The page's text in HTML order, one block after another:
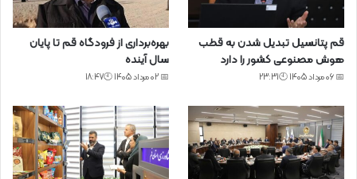
قم پتانسیل تبدیل شدن به قطب
هوش مصنوعی کشور را دارد
📅 06 مرداد 1405 🕙23:31
بهره‌برداری از فرودگاه قم تا پایان
سال آینده
📅 02 مرداد 1405 🕙18:47